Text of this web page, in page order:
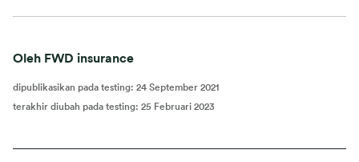
Oleh FWD insurance
dipublikasikan pada testing: 24 September 2021
terakhir diubah pada testing: 25 Februari 2023